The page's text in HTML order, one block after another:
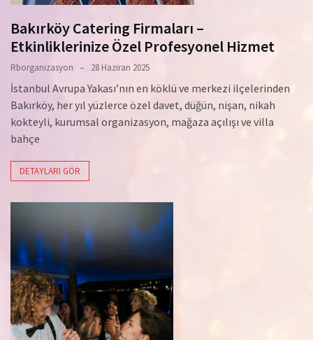
Bakırköy Catering Firmaları –
Etkinliklerinize Özel Profesyonel Hizmet
Rborganizasyon 28 Haziran 2025
İstanbul Avrupa Yakası’nın en köklü ve merkezi ilçelerinden
Bakırköy, her yıl yüzlerce özel davet, düğün, nişan, nikah
kokteyli, kurumsal organizasyon, mağaza açılışı ve villa
bahçe
DETAYLARI GÖR